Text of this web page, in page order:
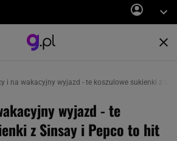
i na wakacyjny wyjazd - te koszulowe sukienki z
wyjazd - te
z Sinsay i Pepco to hit